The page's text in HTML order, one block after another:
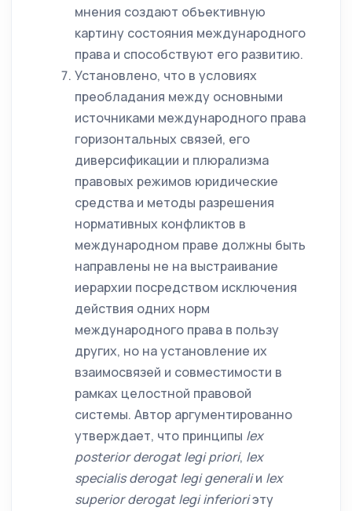
мнения создают объективную
картину состояния международного
права и способствуют его развитию.
Установлено, что в условиях
преобладания между основными
источниками международного права
горизонтальных связей, его
диверсификации и плюрализма
правовых режимов юридические
средства и методы разрешения
нормативных конфликтов в
международном праве должны быть
направлены не на выстраивание
иерархии посредством исключения
действия одних норм
международного права в пользу
других, но на установление их
взаимосвязей и совместимости в
рамках целостной правовой
системы. Автор аргументированно
утверждает, что принципы lex
posterior derogat legi priori, lex
specialis derogat legi generali и lex
superior derogat legi inferioriэту